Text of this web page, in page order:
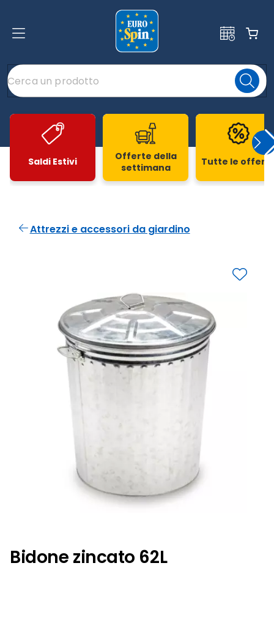
Saldi Estivi
Offerte della
settimana
Tutte le
Attrezzi e accessori da giardino
Bidone zincato 62L